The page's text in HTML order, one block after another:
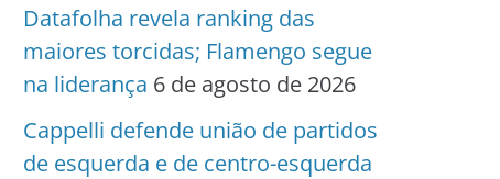
Datafolha revela ranking das
maiores torcidas; Flamengo segue
na liderança 6 de agosto de 2026
Cappelli defende união de partidos
de esquerda e de centro-esquerda